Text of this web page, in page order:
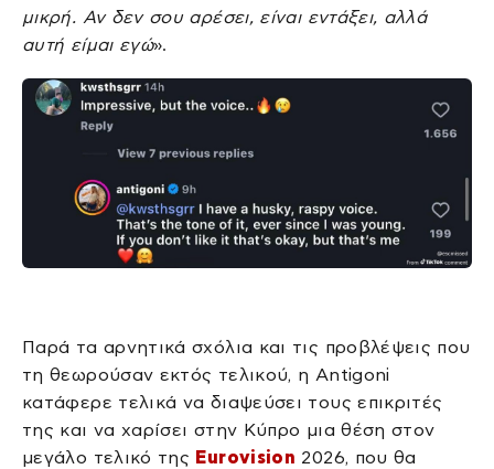
μικρή. Αν δεν σου αρέσει, είναι εντάξει, αλλά
αυτή είμαι εγώ».
Παρά τα αρνητικά σχόλια και τις προβλέψεις που
τη θεωρούσαν εκτός τελικού, η Antigoni
κατάφερε τελικά να διαψεύσει τους επικριτές
της και να χαρίσει στην Κύπρο μια θέση στον
μεγάλο τελικό της Eurovision 2026, που θα